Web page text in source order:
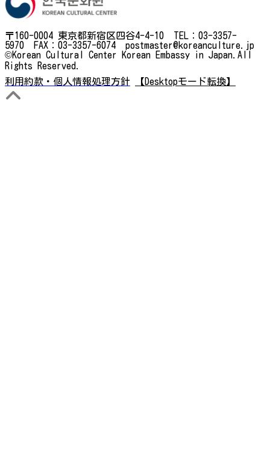
〒160-0004 東京都新宿区四谷4-4-10 TEL：03-3357-
5970 FAX：03-3357-6074 postmaster@koreanculture.jp
©Korean Cultural Center Korean Embassy in Japan.All
Rights Reserved.
利用約款・個人情報処理方針
【Desktopモード転換】